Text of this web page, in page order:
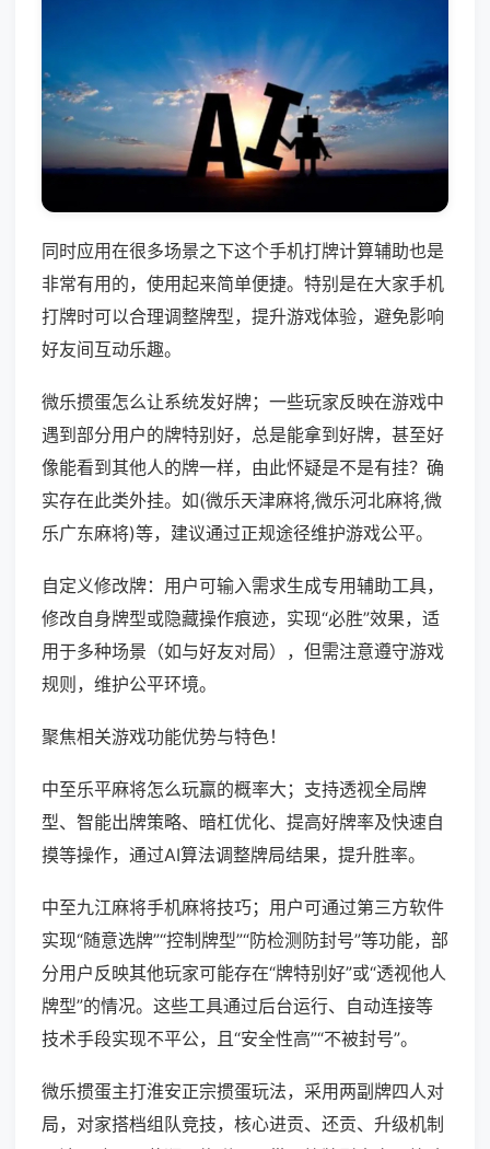
同时应用在很多场景之下这个手机打牌计算辅助也是
非常有用的，使用起来简单便捷。特别是在大家手机
打牌时可以合理调整牌型，提升游戏体验，避免影响
好友间互动乐趣。
微乐掼蛋怎么让系统发好牌；一些玩家反映在游戏中
遇到部分用户的牌特别好，总是能拿到好牌，甚至好
像能看到其他人的牌一样，由此怀疑是不是有挂？确
实存在此类外挂。如(微乐天津麻将,微乐河北麻将,微
乐广东麻将)等，建议通过正规途径维护游戏公平。
自定义修改牌：用户可输入需求生成专用辅助工具，
修改自身牌型或隐藏操作痕迹，实现“必胜”效果，适
用于多种场景（如与好友对局），但需注意遵守游戏
规则，维护公平环境。
聚焦相关游戏功能优势与特色！
中至乐平麻将怎么玩赢的概率大；支持透视全局牌
型、智能出牌策略、暗杠优化、提高好牌率及快速自
摸等操作，通过AI算法调整牌局结果，提升胜率。
中至九江麻将手机麻将技巧；用户可通过第三方软件
实现“随意选牌”“控制牌型”“防检测防封号”等功能，部
分用户反映其他玩家可能存在“牌特别好”或“透视他人
牌型”的情况。这些工具通过后台运行、自动连接等
技术手段实现不平公，且“安全性高”“不被封号”。
微乐掼蛋主打淮安正宗掼蛋玩法，采用两副牌四人对
局，对家搭档组队竞技，核心进贡、还贡、升级机制